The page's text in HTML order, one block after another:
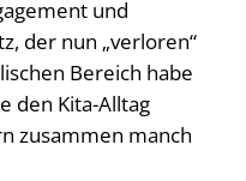
der Deutschen
Bauen
das Bürgerbüro
Produkte
und
der nun „verloren“
Bereich habe
den Kita-Alltag
zusammen manch